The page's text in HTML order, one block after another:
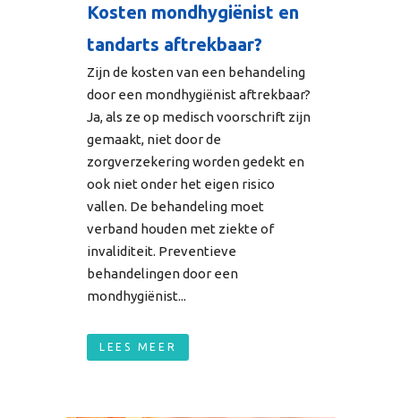
Kosten mondhygiënist en
tandarts aftrekbaar?
Zijn de kosten van een behandeling
door een mondhygiënist aftrekbaar?
Ja, als ze op medisch voorschrift zijn
gemaakt, niet door de
zorgverzekering worden gedekt en
ook niet onder het eigen risico
vallen. De behandeling moet
verband houden met ziekte of
invaliditeit. Preventieve
behandelingen door een
mondhygiënist...
LEES MEER